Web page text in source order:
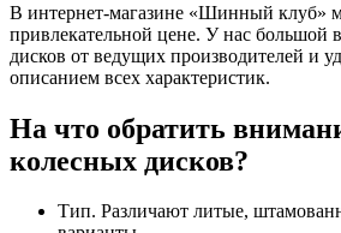
В интернет-магазине «Шинный клуб»
привлекательной цене. У нас большой
дисков от ведущих производителей и
описанием всех характеристик.
На что обратить
колесных дисков?
Тип. Различают литые,